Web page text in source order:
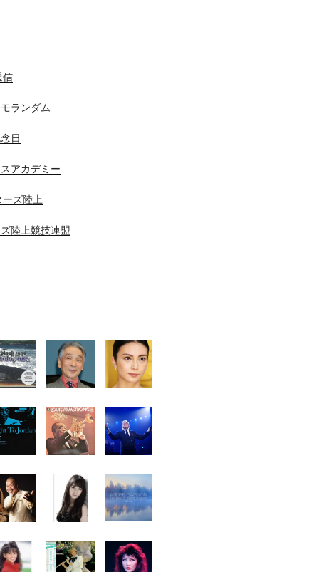
信
ランダム
日
アカデミー
ズ陸上
陸上競技連盟